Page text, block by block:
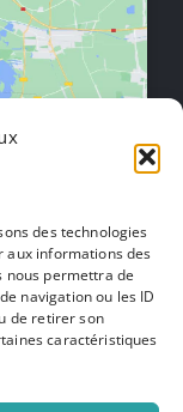
des technologies
aux informations des
nous permettra de
navigation ou les ID
de retirer son
caractéristiques